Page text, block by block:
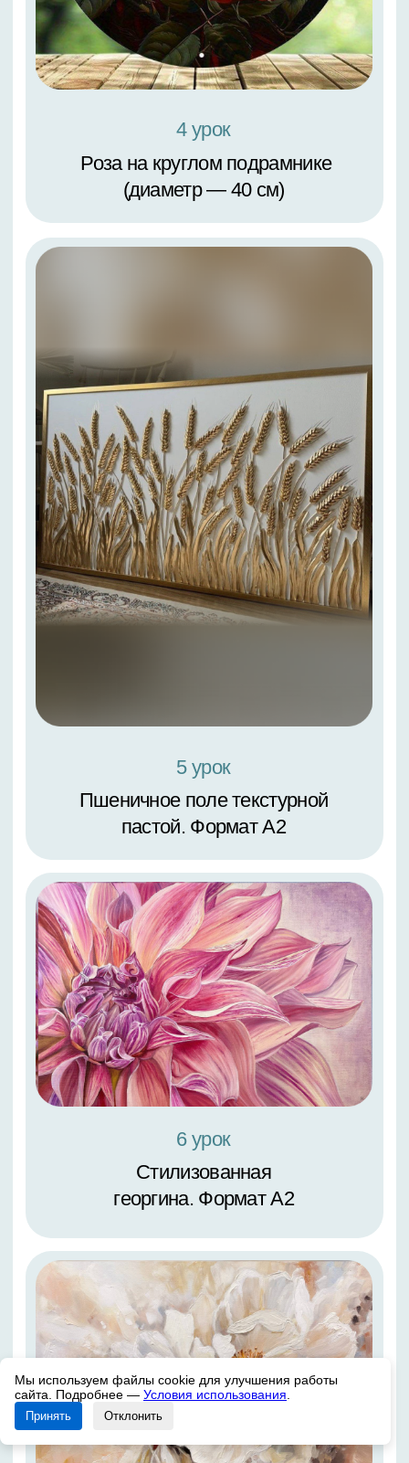
5 ступень художника.
Интерьерные картины на стыке
двух жанров: ботаника и
анималистика
1 урок
Цветок и бабочка. Композиция на
круглом подрамнике с текстурной
пастой (диаметр — 50 см)
2 урок
Лиса в цветах. Реализм.
Размер 30х40
5 урок
Магия лотоса.
Формат А3
Мы используем файлы cookie для улучшения работы
сайта. Подробнее — Условия использования
Принять Отклонить